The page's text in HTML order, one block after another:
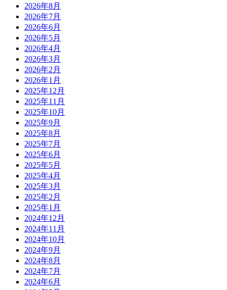
2026年8月
2026年7月
2026年6月
2026年5月
2026年4月
2026年3月
2026年2月
2026年1月
2025年12月
2025年11月
2025年10月
2025年9月
2025年8月
2025年7月
2025年6月
2025年5月
2025年4月
2025年3月
2025年2月
2025年1月
2024年12月
2024年11月
2024年10月
2024年9月
2024年8月
2024年7月
2024年6月